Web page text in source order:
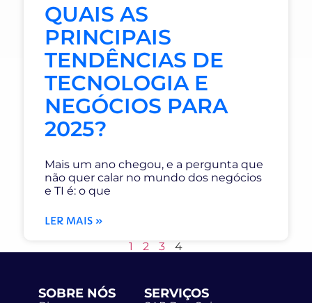
QUAIS AS
PRINCIPAIS
TENDÊNCIAS DE
TECNOLOGIA E
NEGÓCIOS PARA
2025?
Mais um ano chegou, e a pergunta que
não quer calar no mundo dos negócios
e TI é: o que
LER MAIS »
1 2 3 4
SOBRE NÓS SERVIÇOS